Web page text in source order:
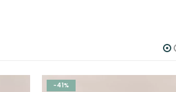
-41%